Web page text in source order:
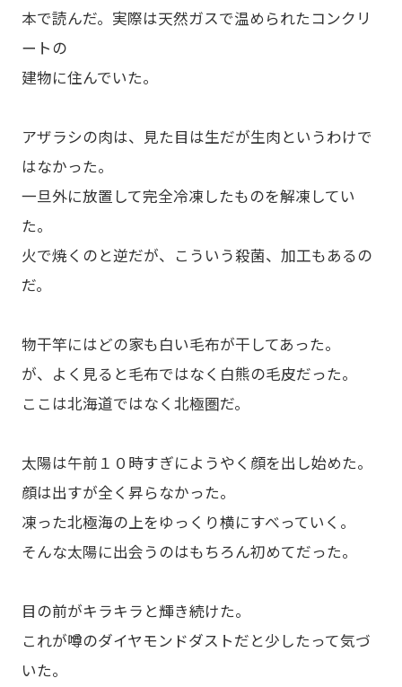
本で読んだ。実際は天然ガスで温められたコンクリ
ートの
建物に住んでいた。
アザラシの肉は、見た目は生だが生肉というわけで
はなかった。
一旦外に放置して完全冷凍したものを解凍してい
た。
火で焼くのと逆だが、こういう殺菌、加工もあるの
だ。
物干竿にはどの家も白い毛布が干してあった。
が、よく見ると毛布ではなく白熊の毛皮だった。
ここは北海道ではなく北極圏だ。
太陽は午前１０時すぎにようやく顔を出し始めた。
顔は出すが全く昇らなかった。
凍った北極海の上をゆっくり横にすべっていく。
そんな太陽に出会うのはもちろん初めてだった。
目の前がキラキラと輝き続けた。
これが噂のダイヤモンドダストだと少したって気づ
いた。